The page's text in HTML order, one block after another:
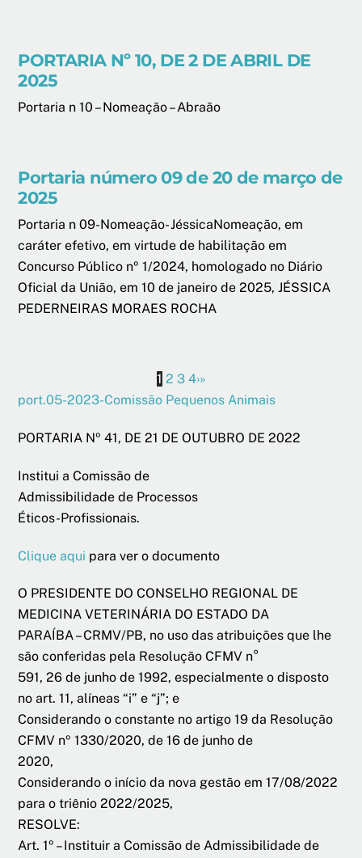
PORTARIA Nº 10, DE 2 DE ABRIL DE
2025
Portaria n 10 – Nomeação – Abraão
Portaria número 09 de 20 de março de
2025
Portaria n 09-Nomeação- JéssicaNomeação, em
caráter efetivo, em virtude de habilitação em
Concurso Público nº 1/2024, homologado no Diário
Oficial da União, em 10 de janeiro de 2025, JÉSSICA
PEDERNEIRAS MORAES ROCHA
1 2 3 4›»
port.05-2023-Comissão Pequenos Animais
PORTARIA Nº 41, DE 21 DE OUTUBRO DE 2022
Institui a Comissão de
Admissibilidade de Processos
Éticos-Profissionais.
Clique aqui para ver o documento
O PRESIDENTE DO CONSELHO REGIONAL DE
MEDICINA VETERINÁRIA DO ESTADO DA
PARAÍBA – CRMV/PB, no uso das atribuições que lhe
são conferidas pela Resolução CFMV n°
591, 26 de junho de 1992, especialmente o disposto
no art. 11, alíneas “i” e “j”; e
Considerando o constante no artigo 19 da Resolução
CFMV nº 1330/2020, de 16 de junho de
2020,
Considerando o início da nova gestão em 17/08/2022
para o triênio 2022/2025,
RESOLVE:
Art. 1º – Instituir a Comissão de Admissibilidade de